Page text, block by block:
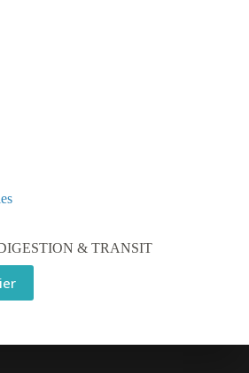
& TRANSIT